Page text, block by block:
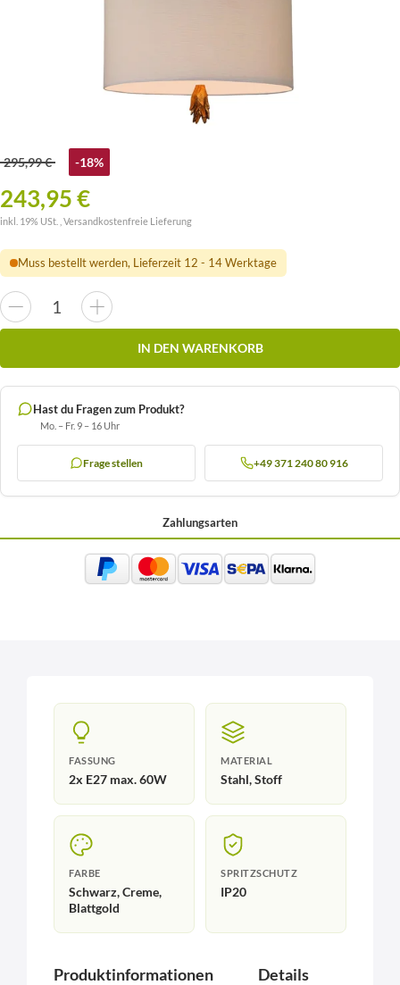
295,99 € -18%
243,95 €
inkl. 19% USt. , Versandkostenfreie Lieferung
Muss bestellt werden, Lieferzeit 12 - 14 Werktage
IN DEN WARENKORB
Hast du Fragen zum Produkt?
Mo. – Fr. 9 – 16 Uhr
Frage stellen +49 371 240 80 916
Zahlungsarten
FASSUNG
2x E27 max. 60W
MATERIAL
Stahl, Stoff
FARBE
Schwarz, Creme,
Blattgold
SPRITZSCHUTZ
IP20
Produktinformationen Details